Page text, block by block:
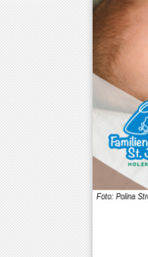
Hausham
Holzkirchen
Hundham
Irschenberg
Kreuth
Leitzachtal
Miesbach
Neuhaus